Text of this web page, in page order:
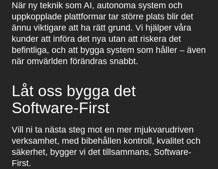
När ny teknik som AI, autonoma system och
uppkopplade plattformar tar större plats blir det
ännu viktigare att ha rätt grund. Vi hjälper våra
kunder att införa det nya utan att riskera det
befintliga, och att bygga system som håller – även
när omvärlden förändras snabbt.
Låt oss bygga det
Software-First
Vill ni ta nästa steg mot en mer mjukvarudriven
verksamhet, med bibehållen kontroll, kvalitet och
säkerhet, bygger vi det tillsammans, Software-
First.